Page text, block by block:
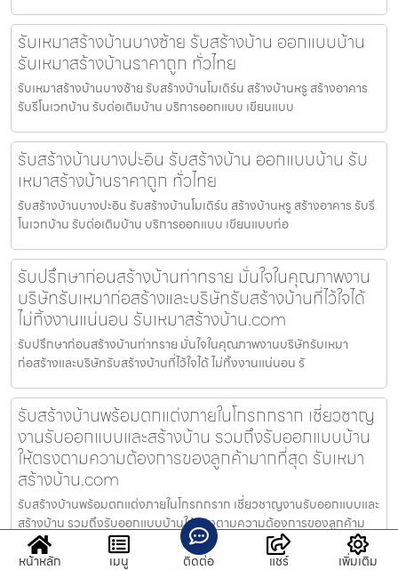
รับเหมาสร้างบ้านบางซ้าย รับสร้างบ้าน ออกแบบบ้าน
รับเหมาสร้างบ้านราคาถูก ทั่วไทย
รับเหมาสร้างบ้านบางซ้าย รับสร้างบ้านโมเดิร์น สร้างบ้านหรู สร้างอาคาร
รับรีโนเวทบ้าน รับต่อเติมบ้าน บริการออกแบบ เขียนแบบ
รับสร้างบ้านบางปะอิน รับสร้างบ้าน ออกแบบบ้าน รับ
เหมาสร้างบ้านราคาถูก ทั่วไทย
รับสร้างบ้านบางปะอิน รับสร้างบ้านโมเดิร์น สร้างบ้านหรู สร้างอาคาร รับรี
โนเวทบ้าน รับต่อเติมบ้าน บริการออกแบบ เขียนแบบก่อ
รับปรึกษาก่อนสร้างบ้านท่าทราย มั่นใจในคุณภาพงาน
บริษัทรับเหมาก่อสร้างและบริษัทรับสร้างบ้านที่ไว้ใจได้
ไม่ทิ้งงานแน่นอน รับเหมาสร้างบ้าน.com
รับปรึกษาก่อนสร้างบ้านท่าทราย มั่นใจในคุณภาพงานบริษัทรับเหมา
ก่อสร้างและบริษัทรับสร้างบ้านที่ไว้ใจได้ ไม่ทิ้งงานแน่นอน รั
รับสร้างบ้านพร้อมตกแต่งภายในโกรกกราก เชี่ยวชาญ
งานรับออกแบบและสร้างบ้าน รวมถึงรับออกแบบบ้าน
ให้ตรงตามความต้องการของลูกค้ามากที่สุด รับเหมา
สร้างบ้าน.com
รับสร้างบ้านพร้อมตกแต่งภายในโกรกกราก เชี่ยวชาญงานรับออกแบบและ
สร้างบ้าน รวมถึงรับออกแบบบ้านให้ตรงตามความต้องการของลูกค้าม
หน้าหลัก เมนู ติดต่อ แชร์ เพิ่มเติม